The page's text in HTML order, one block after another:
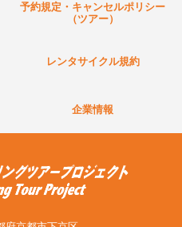
予約規定・キャンセルポリシー
（ツアー）
レンタサイクル規約
企業情報